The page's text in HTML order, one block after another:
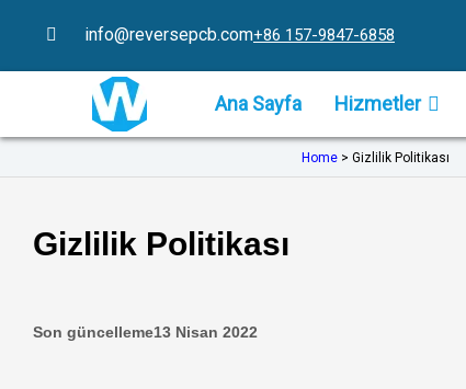
info@reversepcb.com+86 157-9847-6858
Ana Sayfa Hizmetler
Home >Gizlilik Politikası
Gizlilik Politikası
Son güncelleme13 Nisan 2022